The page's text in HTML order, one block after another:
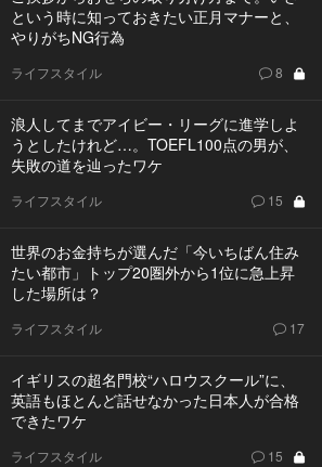
という時に知っておきたい正月マナーと、
やりがちNG行為
ライフスタイル 8
浪人してまでアイビー・リーグに進学しよ
うとしたけれど…。TOEFL100点の男が、
失敗の道を辿ったワケ
ライフスタイル 15
世界のお金持ちが選んだ「今いちばん住み
たい都市」トップ20圏外から1位に急上昇
した場所は？
ライフスタイル 17
イギリスの超名門校“ハロウスクール”に、
英語もほとんど話せなかった日本人が合格
できたワケ
ライフスタイル 15